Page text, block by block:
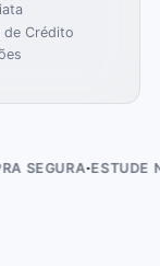
de Crédito
·ESTUDE NO